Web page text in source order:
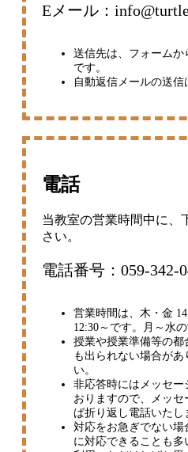
Eメール：
送信先は、フォームか
です。
自動返信メールの送信
電話
当教室の営業時間中に、
さい。
電話番号：059-342-
営業時間は、木・金
12:30～です。月～水
授業や授業準備等の
も出られない場合があ
い。
非応答時にはメッセ
おりますので、メッ
ば折り返し電話いたし
対応をお急ぎでない
に対応できることも